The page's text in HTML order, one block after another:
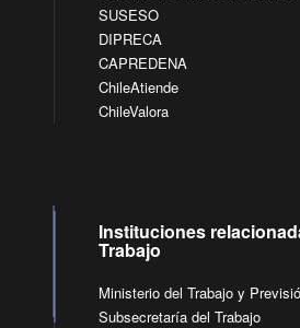
SUSESO
DIPRECA
CAPREDENA
ChileAtiende
ChileValora
Instituciones
Trabajo
Ministerio del Trabajo y
Subsecretaría del Trabajo